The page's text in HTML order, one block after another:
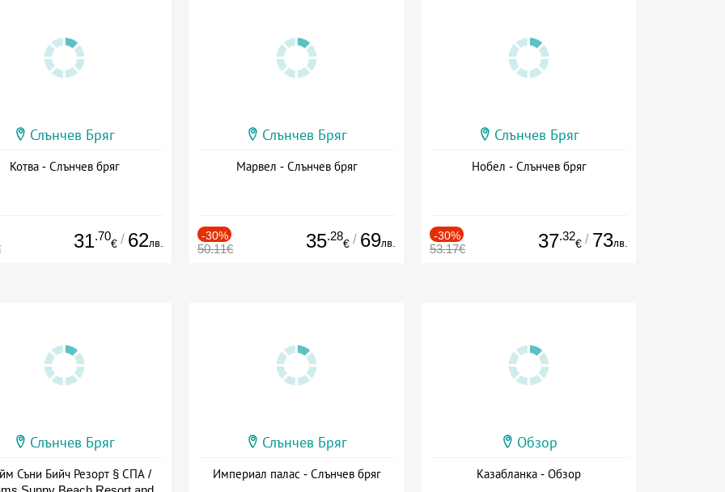
Слънчев Бряг
Котва - Слънчев бряг
31.70
€ / 62лв.
Слънчев Бряг
Марвел - Слънчев бряг
-30%
50.11€ 35.28
€ / 69лв.
Слънчев Бряг
Нобел - Слънчев бряг
-30%
53.17€ 37.32
€ / 73лв.
Слънчев Бряг
Съни Бийч Резорт § СПА /
Слънчев Бряг
Империал палас - Слънчев бряг
Обзор
Казабланка - Обзор